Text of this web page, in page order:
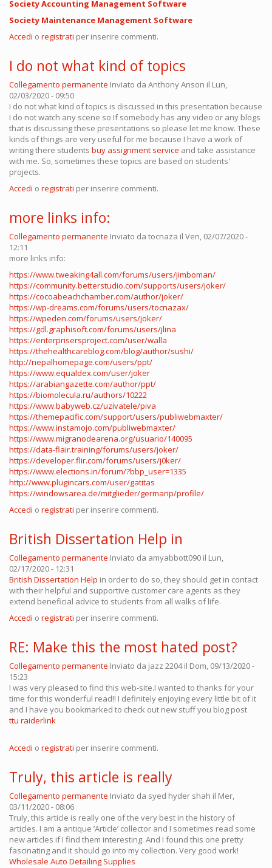
Society Accounting Management Software
Society Maintenance Management Software
Accedi o registrati per inserire commenti.
I do not what kind of topics
Collegamento permanente Inviato da Anthony Anson il Lun,
02/03/2020 - 09:50
I do not what kind of topics is discussed in this presentation because
I do not watch any scene so If somebody has any video or any blogs
that is discussing these presentations so please let me know. These
kinds of things are very useful for me because I have a work of
writing there students buy assignment service and take assistance
with me. So, sometimes these topics are based on students'
projects.
Accedi o registrati per inserire commenti.
more links info:
Collegamento permanente Inviato da tocnaza il Ven, 02/07/2020 -
12:11
more links info:
https://www.tweaking4all.com/forums/users/jimboman/
https://community.betterstudio.com/supports/users/joker/
https://cocoabeachchamber.com/author/joker/
https://wp-dreams.com/forums/users/tocnazax/
https://wpeden.com/forums/users/joker/
https://gdl.graphisoft.com/forums/users/jlina
https://enterprisersproject.com/user/walla
https://thehealthcareblog.com/blog/author/sushi/
http://nepalhomepage.com/users/ppt/
https://www.equaldex.com/user/joker
https://arabiangazette.com/author/ppt/
https://biomolecula.ru/authors/10222
https://www.babyweb.cz/uzivatele/piva
https://themepacific.com/support/users/publiwebmaxter/
https://www.instamojo.com/publiwebmaxter/
https://www.migranodearena.org/usuario/140095
https://data-flair.training/forums/users/joker/
https://developer.flir.com/forums/users/j0ker/
https://www.elections.in/forum/?bbp_user=1335
http://www.plugincars.com/user/gatitas
https://windowsarea.de/mitglieder/germanp/profile/
Accedi o registrati per inserire commenti.
British Dissertation Help in
Collegamento permanente Inviato da amyabbott090 il Lun,
02/17/2020 - 12:31
British Dissertation Help in order to do so, they should get in contact
with their helpful and supportive customer care agents as they
extend beneficial advice to students from all walks of life.
Accedi o registrati per inserire commenti.
RE: Make this the most hated post?
Collegamento permanente Inviato da jazz 2204il Dom, 09/13/2020 -
15:23
I was very pleased to find this web-site.I wanted to thanks for your
time for this wonderful read!! I definitely enjoying every little bit of it
and I have you bookmarked to check out new stuff you blog post
ttu raiderlink
Accedi o registrati per inserire commenti.
Truly, this article is really
Collegamento permanente Inviato da syed hyder shah il Mer,
03/11/2020 - 08:06
Truly, this article is really one of the very best in the history of
articles. I am a antique ’Article’ collector and I sometimes read some
new articles if I find them interesting. And I found this one pretty
fascinating and it should go into my collection. Very good work!
Wholesale Auto Detailing Supplies